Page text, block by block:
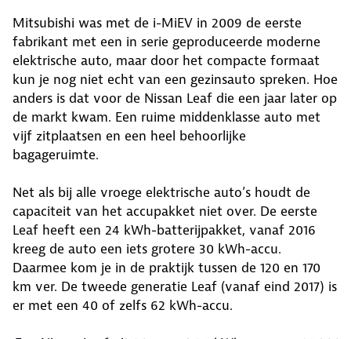
Mitsubishi was met de i-MiEV in 2009 de eerste
fabrikant met een in serie geproduceerde moderne
elektrische auto, maar door het compacte formaat
kun je nog niet echt van een gezinsauto spreken. Hoe
anders is dat voor de Nissan Leaf die een jaar later op
de markt kwam. Een ruime middenklasse auto met
vijf zitplaatsen en een heel behoorlijke
bagageruimte.
Net als bij alle vroege elektrische auto’s houdt de
capaciteit van het accupakket niet over. De eerste
Leaf heeft een 24 kWh-batterijpakket, vanaf 2016
kreeg de auto een iets grotere 30 kWh-accu.
Daarmee kom je in de praktijk tussen de 120 en 170
km ver. De tweede generatie Leaf (vanaf eind 2017) is
er met een 40 of zelfs 62 kWh-accu.